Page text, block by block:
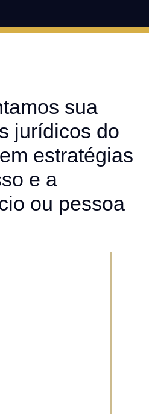
sua
jurídicos do
estratégias
e a
ou pessoa